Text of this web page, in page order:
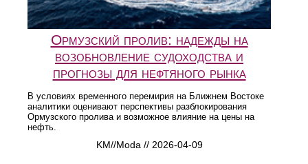
Ормузский пролив: надежды на
возобновление судоходства и
прогнозы для нефтяного рынка
В условиях временного перемирия на Ближнем Востоке
аналитики оценивают перспективы разблокирования
Ормузского пролива и возможное влияние на цены на
нефть.
KM//Moda // 2026-04-09